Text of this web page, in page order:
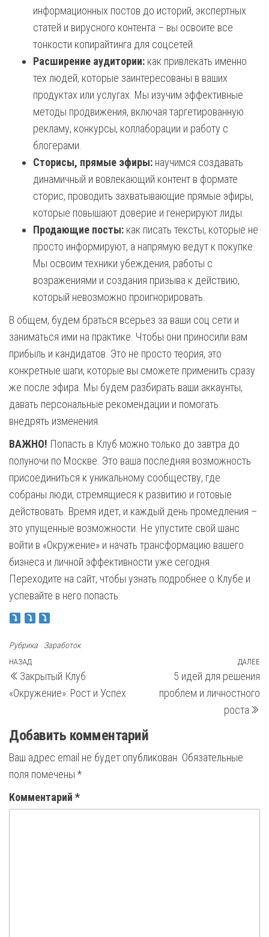
информационных постов до историй, экспертных
статей и вирусного контента – вы освоите все
тонкости копирайтинга для соцсетей.
Расширение аудитории: как привлекать именно
тех людей, которые заинтересованы в ваших
продуктах или услугах. Мы изучим эффективные
методы продвижения, включая таргетированную
рекламу, конкурсы, коллаборации и работу с
блогерами.
Сторисы, прямые эфиры: научимся создавать
динамичный и вовлекающий контент в формате
сторис, проводить захватывающие прямые эфиры,
которые повышают доверие и генерируют лиды.
Продающие посты: как писать тексты, которые не
просто информируют, а напрямую ведут к покупке.
Мы освоим техники убеждения, работы с
возражениями и создания призыва к действию,
который невозможно проигнорировать.
В общем, будем браться всерьез за ваши соц сети и
заниматься ими на практике. Чтобы они приносили вам
прибыль и кандидатов. Это не просто теория, это
конкретные шаги, которые вы сможете применить сразу
же после эфира. Мы будем разбирать ваши аккаунты,
давать персональные рекомендации и помогать
внедрять изменения.
ВАЖНО! Попасть в Клуб можно только до завтра до
полуночи по Москве. Это ваша последняя возможность
присоединиться к уникальному сообществу, где
собраны люди, стремящиеся к развитию и готовые
действовать. Время идет, и каждый день промедления –
это упущенные возможности. Не упустите свой шанс
войти в «Окружение» и начать трансформацию вашего
бизнеса и личной эффективности уже сегодня.
Переходите на сайт, чтобы узнать подробнее о Клубе и
успевайте в него попасть:
Рубрика Заработок
Навигация
по
записям
Предыдущая
запись
НАЗАД
Закрытый Клуб
«Окружение»: Рост и Успех
ДАЛЕЕ
5 идей для решения
проблем и личностного
роста
Добавить комментарий
Ваш адрес email не будет опубликован. Обязательные
поля помечены *
Комментарий *